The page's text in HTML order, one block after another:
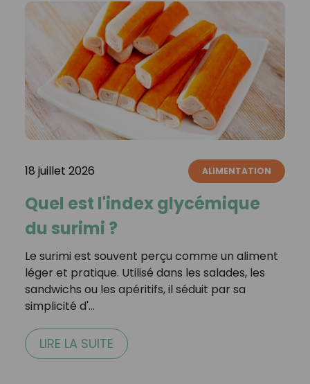
18 juillet 2026 ALIMENTATION
Quel est l'index glycémique
du surimi ?
Le surimi est souvent perçu comme un aliment
léger et pratique. Utilisé dans les salades, les
sandwichs ou les apéritifs, il séduit par sa
simplicité d'…
LIRE LA SUITE